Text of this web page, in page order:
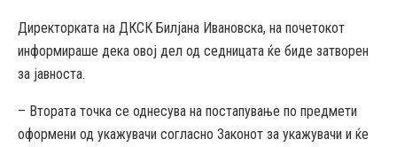
Директорката на ДКСК Билјана Ивановска, на почетокот
информираше дека овој дел од седницата ќе биде затворен
за јавноста.
– Втората точка се однесува на постапување по предмети
оформени од укажувачи согласно Законот за укажувачи и ќе